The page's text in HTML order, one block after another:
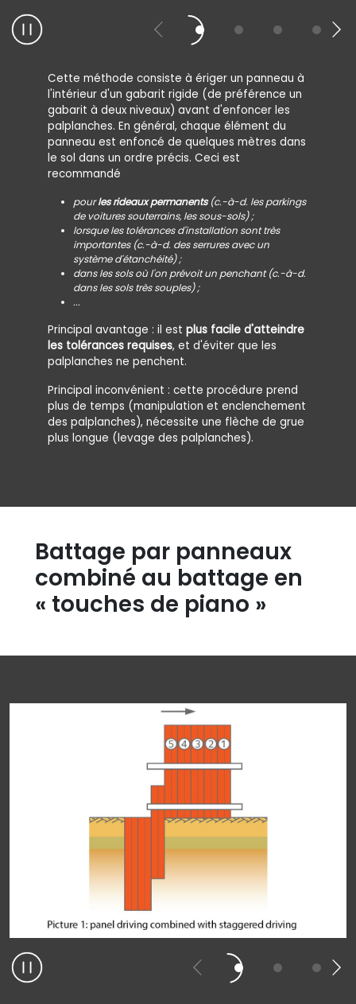
Cette méthode consiste à ériger un panneau à
l'intérieur d'un gabarit rigide (de préférence un
gabarit à deux niveaux) avant d'enfoncer les
palplanches. En général, chaque élément du
panneau est enfoncé de quelques mètres dans
le sol dans un ordre précis. Ceci est
recommandé
pourles rideaux permanents(c.-à-d. les parkings
de voitures souterrains, les sous-sols) ;
lorsque les tolérances d'installation sont très
importantes (c.-à-d. des serrures avec un
système d'étanchéité) ;
dans les sols où l'on prévoit un penchant (c.-à-d.
dans les sols très souples) ;
...
Principal avantage : il est plus facile d'atteindre
les tolérances requises, et d'éviter que les
palplanches ne penchent.
Principal inconvénient : cette procédure prend
plus de temps (manipulation et enclenchement
des palplanches), nécessite une flèche de grue
plus longue (levage des palplanches).
Battage par panneaux
combiné au battage en
« touches de piano »